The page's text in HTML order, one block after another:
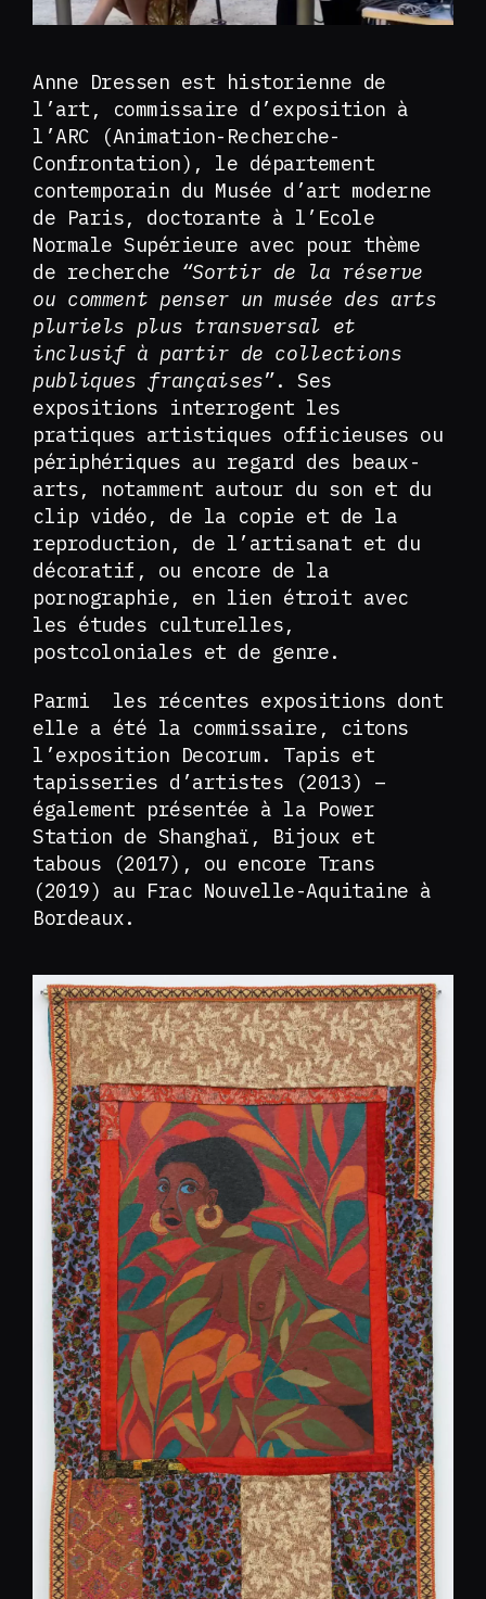
Anne Dressen est historienne de
l’art, commissaire d’exposition à
l’ARC (Animation-Recherche-
Confrontation), le département
contemporain du Musée d’art moderne
de Paris, doctorante à l’Ecole
Normale Supérieure avec pour thème
de recherche “Sortir de la réserve
ou comment penser un musée des arts
pluriels plus transversal et
inclusif à partir de collections
publiques françaises”. Ses
expositions interrogent les
pratiques artistiques officieuses ou
périphériques au regard des beaux-
arts, notamment autour du son et du
clip vidéo, de la copie et de la
reproduction, de l’artisanat et du
décoratif, ou encore de la
pornographie, en lien étroit avec
les études culturelles,
postcoloniales et de genre.
Parmi les récentes expositions dont
elle a été la commissaire, citons
l’exposition Decorum. Tapis et
tapisseries d’artistes (2013) –
également présentée à la Power
Station de Shanghaï, Bijoux et
tabous (2017), ou encore Trans
(2019) au Frac Nouvelle-Aquitaine à
Bordeaux.